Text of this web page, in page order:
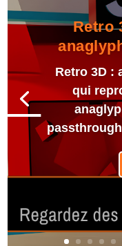
Retro
Retro 3D :
qui